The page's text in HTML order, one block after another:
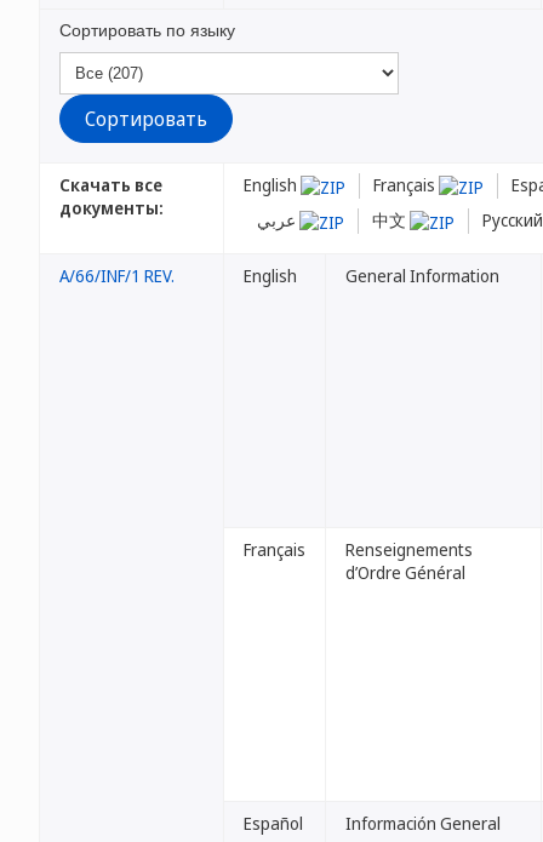
Сортировать по языку
Скачать все
документы:
English Français
中文
A/66/INF/1 REV. English General Information
Français
Renseignements
d’Ordre Général
Español Información General